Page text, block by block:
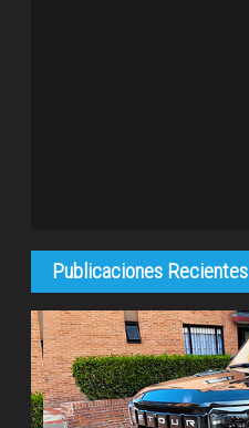
Publicaciones Recientes